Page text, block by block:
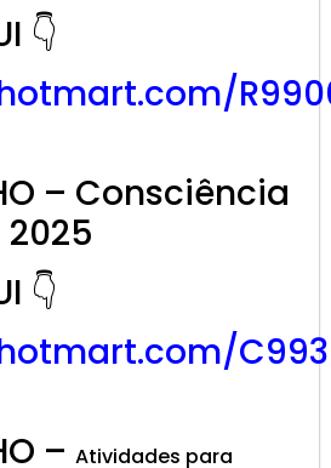
👇
– Consciência
👇
– Atividades para